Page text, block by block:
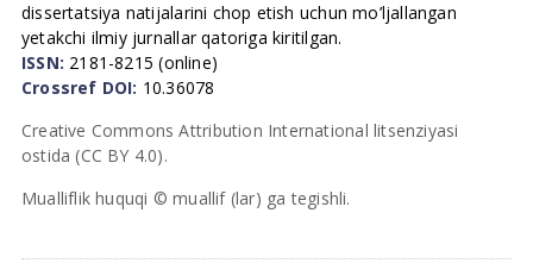
dissertatsiya natijalarini chop etish uchun mo’ljallangan
yetakchi ilmiy jurnallar qatoriga kiritilgan.
ISSN: 2181-8215 (online)
Crossref DOI: 10.36078
Creative Commons Attribution International litsenziyasi
ostida (CC BY 4.0).
Mualliflik huquqi © muallif (lar) ga tegishli.